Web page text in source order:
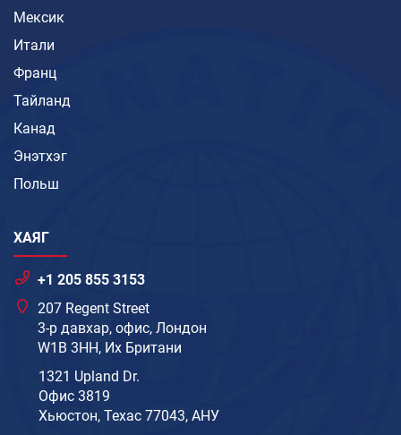
Мексик
Итали
Франц
Тайланд
Канад
Энэтхэг
Польш
ХАЯГ
+1 205 855 3153
207 Regent Street
3-р давхар, офис, Лондон
W1B 3HH, Их Британи
1321 Upland Dr.
Офис 3819
Хьюстон, Техас 77043, АНУ